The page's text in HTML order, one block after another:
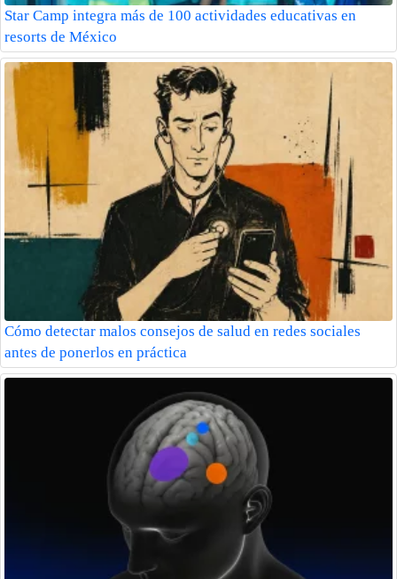
Star Camp integra más de 100 actividades educativas en
resorts de México
Cómo detectar malos consejos de salud en redes sociales
antes de ponerlos en práctica